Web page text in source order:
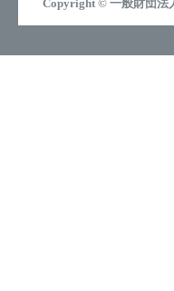
Copyright © 一般財団法